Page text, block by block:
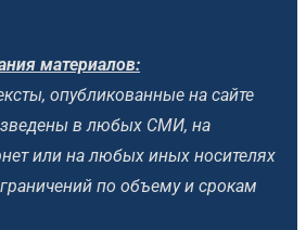
материалов:
опубликованные на сайте
в любых СМИ, на
или на любых иных носителях
по объему и срокам